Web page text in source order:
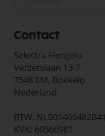
Contact
Selectra Hengelo
Verzetslaan 13-7
7548 EM, Boekelo
Nederland
BTW: NL001406482B41
KVK: 60566981